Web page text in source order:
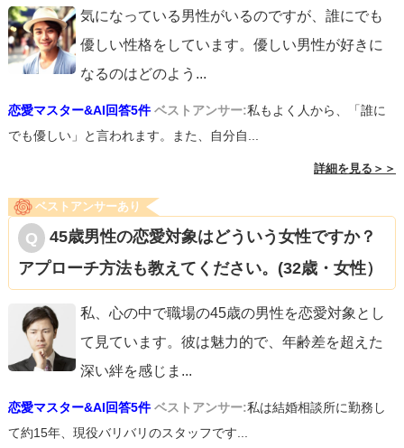
気になっている男性がいるのですが、誰にでも
優しい性格をしています。優しい男性が好きに
なるのはどのよう ...
恋愛マスター&AI回答5件 ベストアンサー:私もよく人から、「誰に
でも優しい」と言われます。また、自分自...
詳細を見る＞＞
ベストアンサーあり
45歳男性の恋愛対象はどういう女性ですか？
アプローチ方法も教えてください。(32歳・女性）
私、心の中で職場の45歳の男性を恋愛対象とし
て見ています。彼は魅力的で、年齢差を超えた
深い絆を感じま ...
恋愛マスター&AI回答5件 ベストアンサー:私は結婚相談所に勤務し
て約15年、現役バリバリのスタッフです...